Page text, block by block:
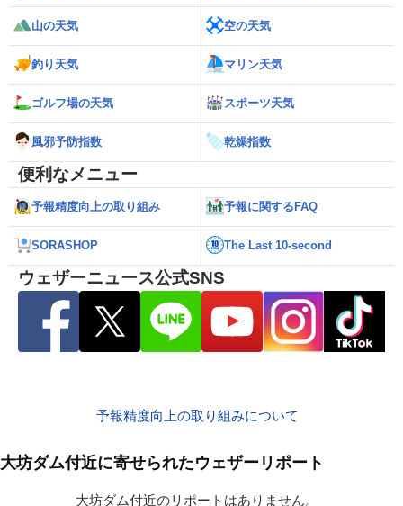
山の天気 空の天気
釣り天気 マリン天気
ゴルフ場の天気 スポーツ天気
風邪予防指数 乾燥指数
便利なメニュー
予報精度向上の取り組み 予報に関するFAQ
SORASHOP The Last 10-second
ウェザーニュース公式SNS
予報精度向上の取り組みについて
大坊ダム付近に寄せられたウェザーリポート
大坊ダム付近のリポートはありません。